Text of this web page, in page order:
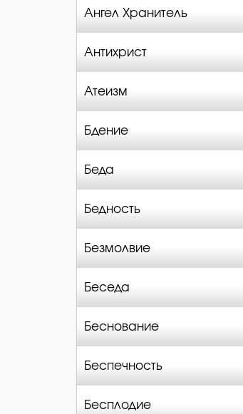
Ангел Хранитель
Антихрист
Атеизм
Бдение
Беда
Бедность
Безмолвие
Беседа
Беснование
Беспечность
Бесплодие